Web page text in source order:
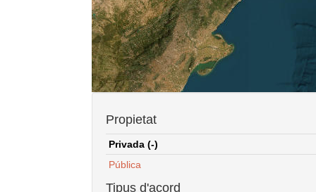
Propietat
Privada (-)
Pública
Tipus d'acord